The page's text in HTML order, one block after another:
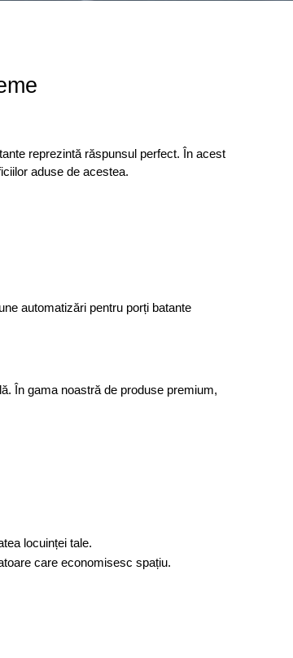
reprezintă răspunsul perfect. În acest
aduse de acestea.
automatizări pentru porți batante
În gama noastră de produse premium,
locuinței tale.
care economisesc spațiu.